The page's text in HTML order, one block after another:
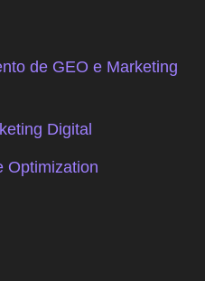
de GEO e Marketing
Digital
Optimization